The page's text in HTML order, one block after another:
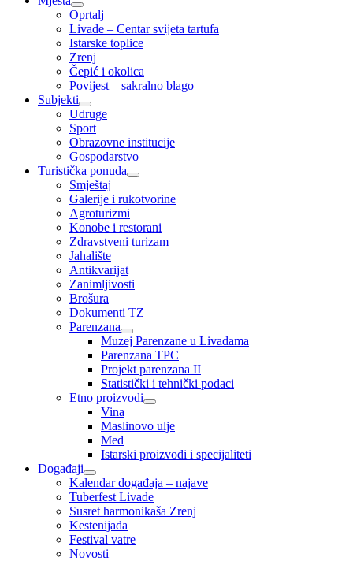
Oprtalj
Livade – Centar svijeta tartufa
Istarske toplice
Zrenj
Čepić i okolica
Povijest – sakralno blago
Subjekti
Udruge
Sport
Obrazovne institucije
Gospodarstvo
Turistička ponuda
Smještaj
Galerije i rukotvorine
Agroturizmi
Konobe i restorani
Zdravstveni turizam
Jahalište
Antikvarijat
Zanimljivosti
Brošura
Dokumenti TZ
Parenzana
Muzej Parenzane u Livadama
Parenzana TPC
Projekt parenzana II
Statistički i tehnički podaci
Etno proizvodi
Vina
Maslinovo ulje
Med
Istarski proizvodi i specijaliteti
Događaji
Kalendar događaja – najave
Tuberfest Livade
Susret harmonikaša Zrenj
Kestenijada
Festival vatre
Novosti